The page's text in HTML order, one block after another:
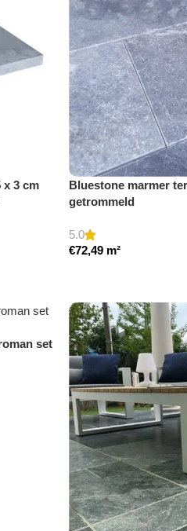
x 3 cm
Bluestone marmer
getrommeld
5.0
€72,49 m²
set